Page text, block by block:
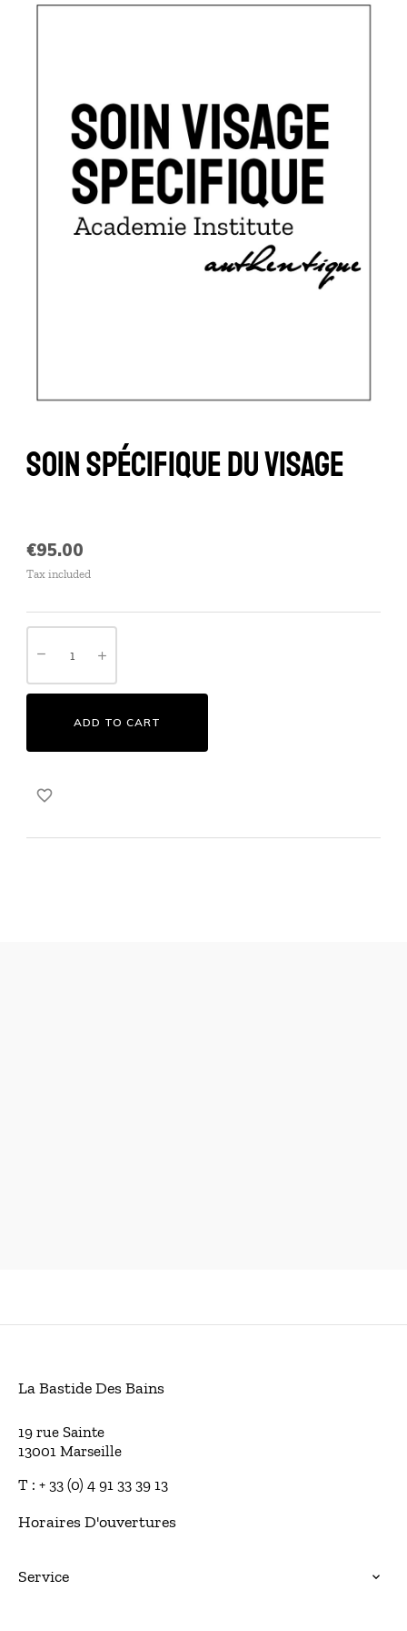
SOIN SPÉCIFIQUE DU VISAGE
€95.00
Tax included
ADD TO CART
favorite_border
La Bastide Des Bains
19 rue Sainte
13001 Marseille
T : + 33 (0) 4 91 33 39 13
Horaires D'ouvertures
Service 